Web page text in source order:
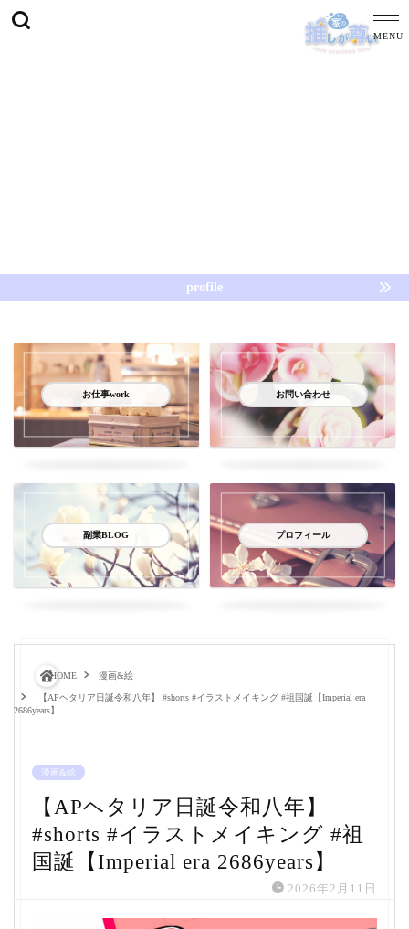
profile
お仕事work お問い合わせ
副業BLOG プロフィール
HOME 漫画&絵
【APヘタリア日誕令和八年】 #shorts #イラストメイキング #祖国誕【Imperial era
2686years】
漫画&絵
【APヘタリア日誕令和八年】
#shorts #イラストメイキング #祖
国誕【Imperial era 2686years】
2026年2月11日